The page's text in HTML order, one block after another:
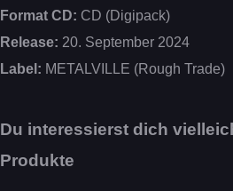
Format CD: CD (Digipack)
Release: 20. September 2024
Label: METALVILLE (Rough Trade)
Du interessierst dich
Produkte